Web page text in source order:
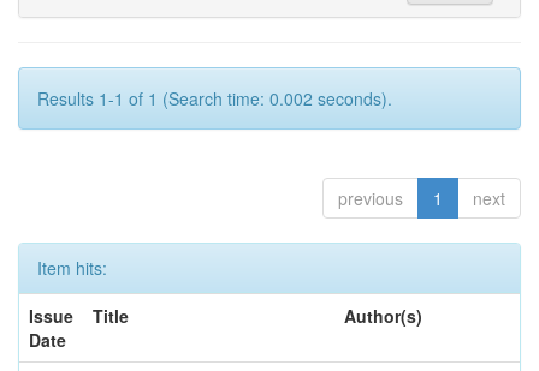
Results 1-1 of 1 (Search time: 0.002 seconds).
previous 1 next
Item hits:
Issue
Date
Title Author(s)